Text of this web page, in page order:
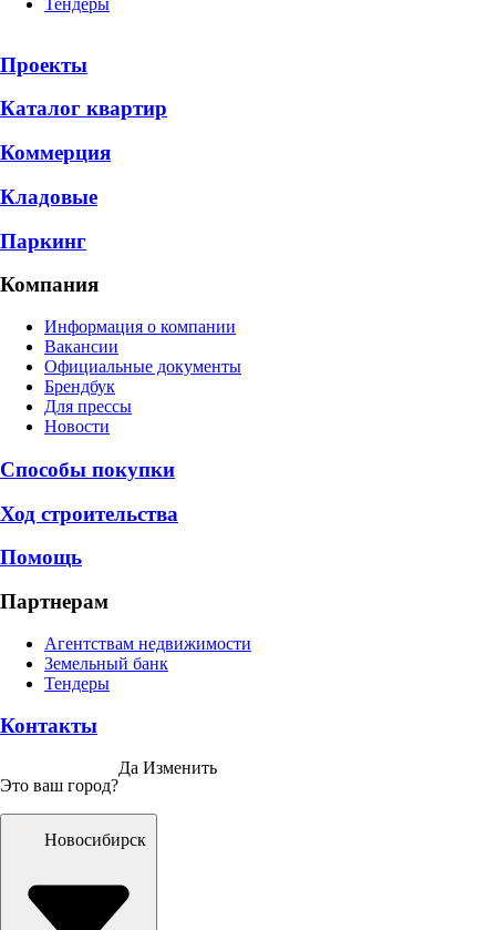
Тендеры
Проекты
Каталог квартир
Коммерция
Кладовые
Паркинг
Компания
Информация о компании
Вакансии
Официальные документы
Брендбук
Для прессы
Новости
Способы покупки
Ход строительства
Помощь
Партнерам
Агентствам недвижимости
Земельный банк
Тендеры
Контакты
Это ваш город?
Да Изменить
Новосибирск